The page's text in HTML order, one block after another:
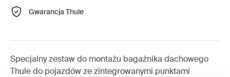
Gwarancja Thule
Specjalny zestaw do montażu bagażnika dachowego
Thule do pojazdów ze zintegrowanymi punktami